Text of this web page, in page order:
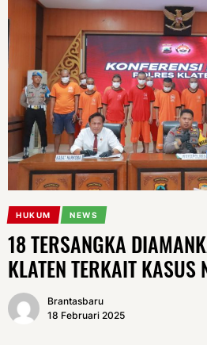
HUKUM NEWS
18 TERSANGKA
KLATEN TERKAIT KASUS
Brantasbaru
18 Februari 2025